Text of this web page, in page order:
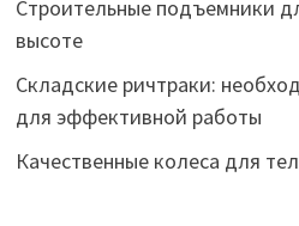
Строительные подъемники
высоте
Складские ричтраки:
для эффективной работы
Качественные колеса для